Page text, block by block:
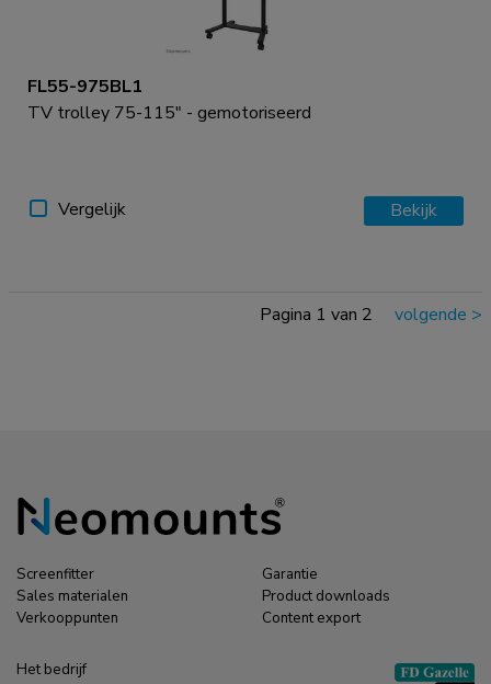
FL55-975BL1
TV trolley 75-115" - gemotoriseerd
Vergelijk Bekijk
Pagina 1 van 2 volgende >
Screenfitter
Sales materialen
Verkooppunten
Garantie
Product downloads
Content export
Het bedrijf